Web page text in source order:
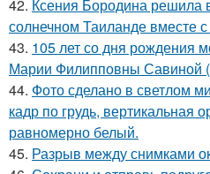
42. Ксения Бородина решила
солнечном Таиланде вместе с
43. 105 лет со дня рождения
Марии Филипповны Савиной
44. Фото сделано в светлом
кадр по грудь, вертикальная
равномерно белый.
45. Разрыв между снимками